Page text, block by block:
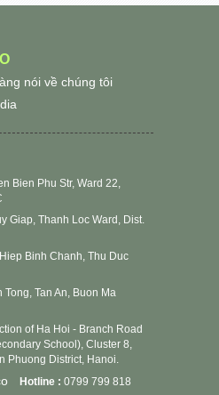
nói về chúng tôi
Bien Phu Str, Ward 22,
Giap, Thanh Loc Ward, Dist.
Binh Chanh, Thu Duc
Tan An, Buon Ma
of Ha Hoi - Branch Road
School), Cluster 8,
Phuong District, Hanoi.
Hotline : 0799 799 818